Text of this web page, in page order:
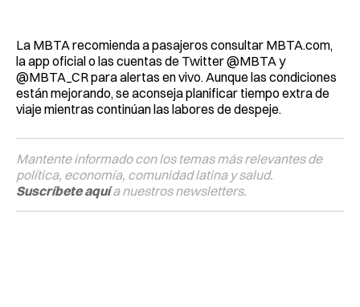
La MBTA recomienda a pasajeros consultar MBTA.com,
la app oficial o las cuentas de Twitter @MBTA y
@MBTA_CR para alertas en vivo. Aunque las condiciones
están mejorando, se aconseja planificar tiempo extra de
viaje mientras continúan las labores de despeje.
Mantente informado con los temas más relevantes de
política, economía, comunidad latina y salud.
Suscríbete aquía nuestros newsletters.